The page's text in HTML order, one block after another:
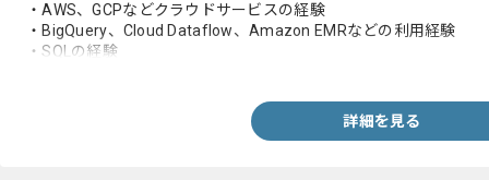
・AWS、GCPなどクラウドサービスの経験
・BigQuery、Cloud Dataflow、Amazon EMRなどの利用経験
・SQLの経験
詳細を見る